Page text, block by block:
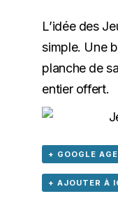
L’idée des
simple. Une
planche de
entier offert.
+ GOOGLE
+ AJOUTER À